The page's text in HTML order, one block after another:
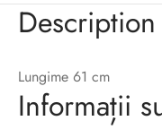
Description
Lungime 61 cm
Informații